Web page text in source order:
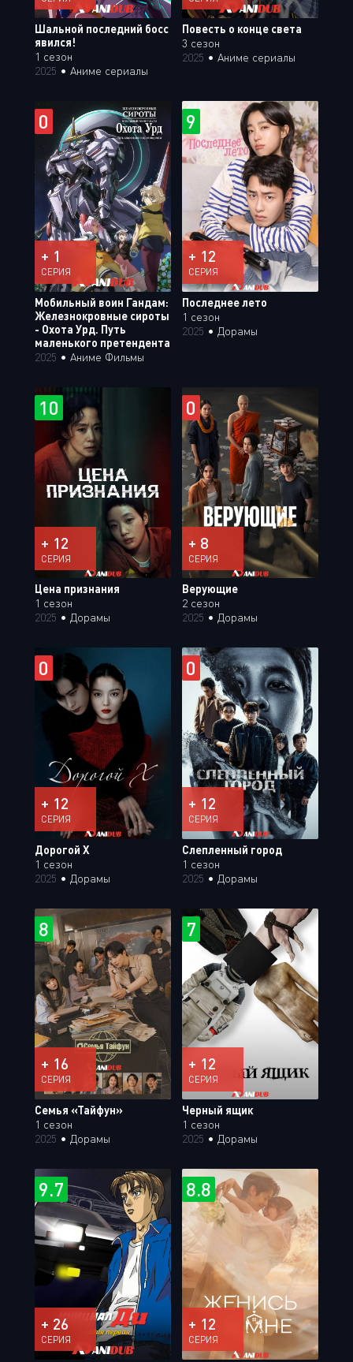
Шальной последний босс
явился!
1 сезон
2025 • Аниме сериалы
Повесть о конце света
3 сезон
2025 • Аниме сериалы
0
+ 1
СЕРИЯ
Мобильный воин Гандам:
Железнокровные сироты
- Охота Урд. Путь
маленького претендента
2025 • Аниме Фильмы
9
+ 12
СЕРИЯ
Последнее лето
1 сезон
2025 • Дорамы
10
+ 12
СЕРИЯ
Цена признания
1 сезон
2025 • Дорамы
0
+ 8
СЕРИЯ
Верующие
2 сезон
2025 • Дорамы
0
+ 12
СЕРИЯ
Дорогой Х
1 сезон
2025 • Дорамы
0
+ 12
СЕРИЯ
Слепленный город
1 сезон
2025 • Дорамы
8
+ 16
СЕРИЯ
Семья «Тайфун»
1 сезон
2025 • Дорамы
7
+ 12
СЕРИЯ
Черный ящик
1 сезон
2025 • Дорамы
9.7
+ 26
СЕРИЯ
8.8
+ 12
СЕРИЯ